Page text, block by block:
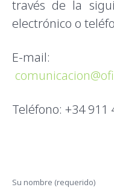
través de la
electrónico o
E-mail:
Teléfono: +34 911
Su nombre (requerido)